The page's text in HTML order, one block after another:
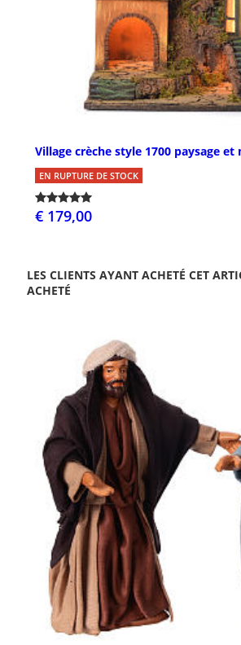
Village crèche style 1700 paysage
EN RUPTURE DE STOCK
€ 179,00
LES CLIENTS AYANT ACHETÉ CET
ACHETÉ